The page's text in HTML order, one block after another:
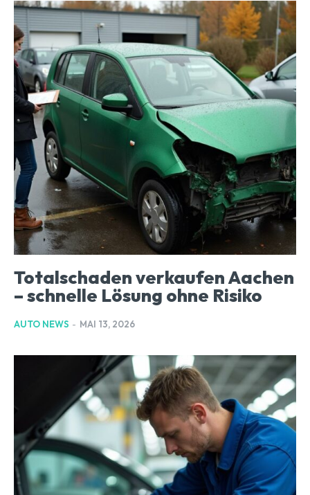
Totalschaden verkaufen Aachen
– schnelle Lösung ohne Risiko
AUTO NEWS - MAI 13, 2026